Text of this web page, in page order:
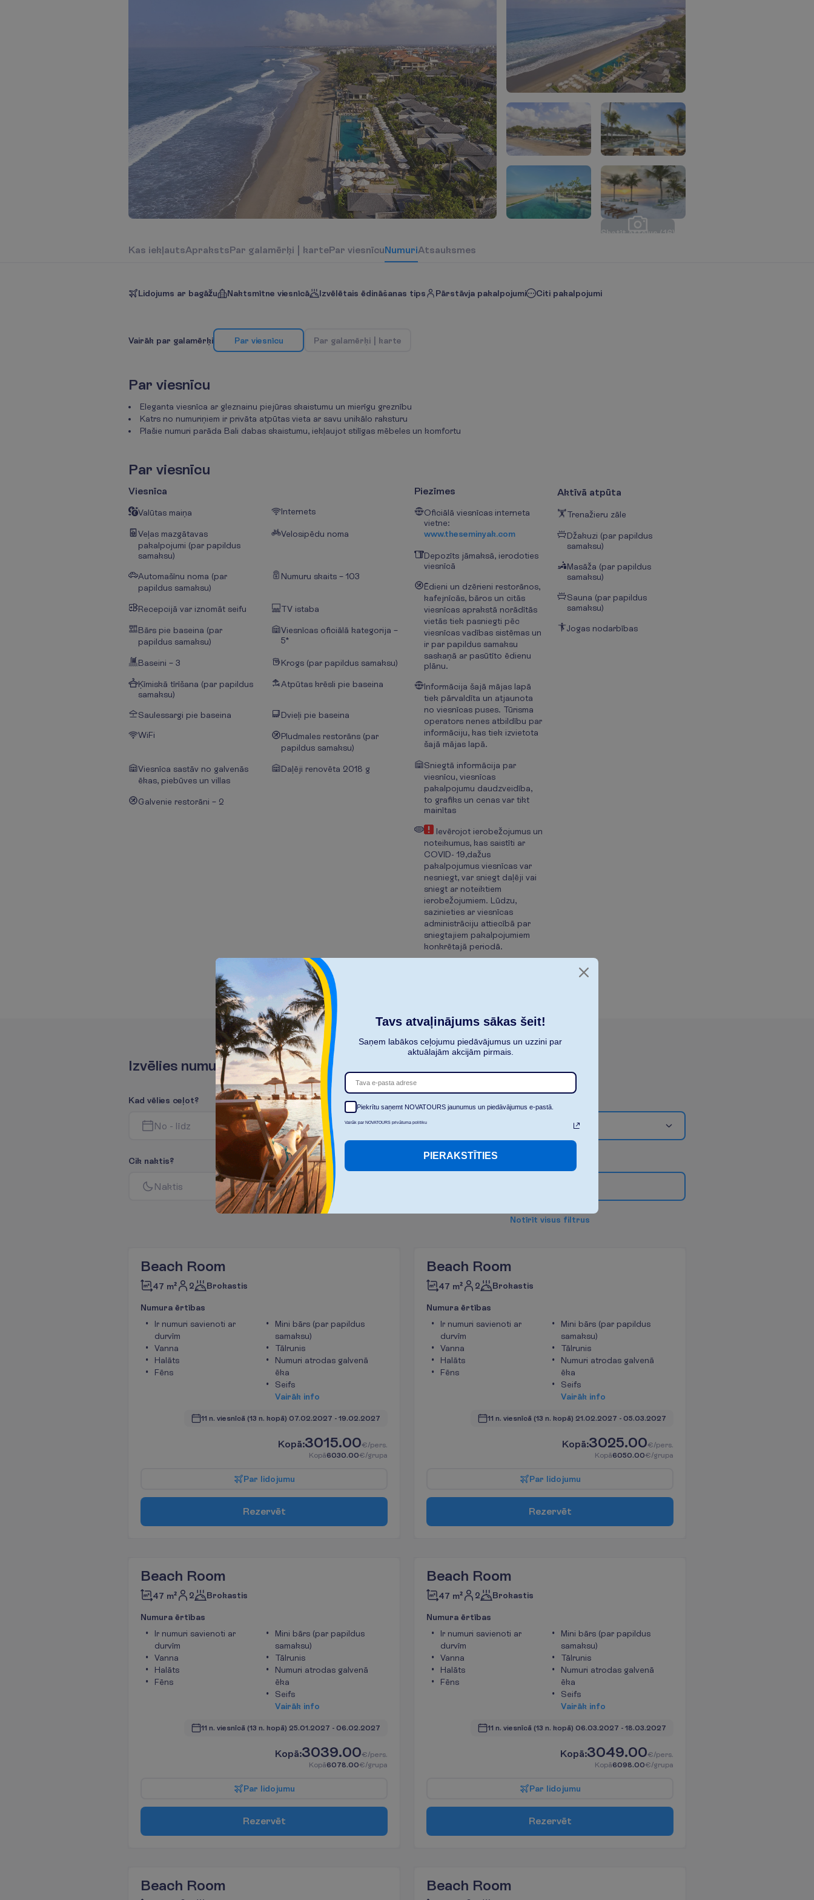
Skatīt attēlus (16)
Kas iekļautsAprakstsPar galamērķi kartePar viesnīcuNumuriAtsauksmes
Lidojums ar bagāžu Naktsmītne viesnīcā Izvēlētais ēdināšanas tips Pārstāvja pakalpojumi Citi pakalpojumi
Vairāk par galamērķi Par viesnīcu Par galamērķi karte
Par viesnīcu
Eleganta viesnīca ar gleznainu piejūras skaistumu un mierīgu greznību
Katrs no numuriņiem ir privāta atpūtas vieta ar savu unikālo raksturu
Plašie numuri parāda Bali dabas skaistumu, iekļaujot stilīgas mēbeles un komfortu
Par viesnīcu
Viesnīca
Valūtas maiņa Internets
Veļas mazgātavas
pakalpojumi (par papildus
samaksu)
Velosipēdu noma
Automašīnu noma (par
papildus samaksu)
Numuru skaits – 103
Recepcijā var iznomāt seifu TV istaba
Bārs pie baseina (par
papildus samaksu)
Viesnīcas oficiālā kategorija –
5*
Baseini – 3 Krogs (par papildus samaksu)
Ķīmiskā tīrīšana (par papildus
samaksu)
Atpūtas krēsli pie baseina
Saulessargi pie baseina Dvieļi pie baseina
WiFi
Pludmales restorāns (par
papildus samaksu)
Viesnīca sastāv no galvenās
ēkas, piebūves un villas
Daļēji renovēta 2018 g
Galvenie restorāni – 2
Piezīmes
Oficiālā viesnīcas interneta
vietne:
www.theseminyak.com
Depozīts jāmaksā, ierodoties
viesnīcā
Ēdieni un dzērieni restorānos,
kafejnīcās, bāros un citās
viesnīcas aprakstā norādītās
vietās tiek pasniegti pēc
viesnīcas vadības sistēmas un
ir par papildus samaksu
saskaņā ar pasūtīto ēdienu
plānu.
Informācija šajā mājas lapā
tiek pārvaldīta un atjaunota
no viesnīcas puses. Tūrisma
operators nenes atbildību par
informāciju, kas tiek izvietota
šajā mājas lapā.
Sniegtā informācija par
viesnīcu, viesnīcas
pakalpojumu daudzveidība,
to grafiks un cenas var tikt
mainītas
Ievērojot ierobežojumus un
noteikumus, kas saistīti ar
COVID- 19,dažus
pakalpojumus viesnīcas var
nesniegt, var sniegt daļēji vai
sniegt ar noteiktiem
ierobežojumiem. Lūdzu,
sazinieties ar viesnīcas
administrāciju attiecībā par
sniegtajiem pakalpojumiem
konkrētajā periodā.
Aktīvā atpūta
Trenažieru zāle
Džakuzi (par papildus
samaksu)
Masāža (par papildus
samaksu)
Sauna (par papildus
samaksu)
Jogas nodarbības
Izvēlies numu riņu
Kad vēlies ceļot?
No - līdz
Cik naktis?
Naktis
Notīrīt visus filtrus
Beach Room
47 m² 2 Brokastis
Numura ērtības
Ir numuri savienoti ar
durvīm
Vanna
Halāts
Fēns
Mini bārs (par papildus
samaksu)
Tālrunis
Numuri atrodas galvenā
ēka
Seifs
Vairāk info
11 n. viesnīcā (13 n. kopā) 07.02.2027 - 19.02.2027
Kopā:3015.00€/pers.
Kopā6030.00€/grupa
Par lidojumu
Rezervēt
Beach Room
47 m² 2 Brokastis
Numura ērtības
Ir numuri savienoti ar
durvīm
Vanna
Halāts
Fēns
Mini bārs (par papildus
samaksu)
Tālrunis
Numuri atrodas galvenā
ēka
Seifs
Vairāk info
11 n. viesnīcā (13 n. kopā) 21.02.2027 - 05.03.2027
Kopā:3025.00€/pers.
Kopā6050.00€/grupa
Par lidojumu
Rezervēt
Beach Room
47 m² 2 Brokastis
Numura ērtības
Ir numuri savienoti ar
durvīm
Vanna
Halāts
Fēns
Mini bārs (par papildus
samaksu)
Tālrunis
Numuri atrodas galvenā
ēka
Seifs
Vairāk info
11 n. viesnīcā (13 n. kopā) 25.01.2027 - 06.02.2027
Kopā:3039.00€/pers.
Kopā6078.00€/grupa
Par lidojumu
Rezervēt
Beach Room
47 m² 2 Brokastis
Numura ērtības
Ir numuri savienoti ar
durvīm
Vanna
Halāts
Fēns
Mini bārs (par papildus
samaksu)
Tālrunis
Numuri atrodas galvenā
ēka
Seifs
Vairāk info
11 n. viesnīcā (13 n. kopā) 06.03.2027 - 18.03.2027
Kopā:3049.00€/pers.
Kopā6098.00€/grupa
Par lidojumu
Rezervēt
Beach Room Beach Room
Tavs atvaļinājums sākas šeit!
Saņem labākos ceļojumu piedāvājumus un uzzini par
aktuālajām akcijām pirmais.
Piekrītu saņemt NOVATOURS jaunumus un piedāvājumus e-pastā.
Vairāk par NOVATOURS privātuma politiku
PIERAKSTĪTIES